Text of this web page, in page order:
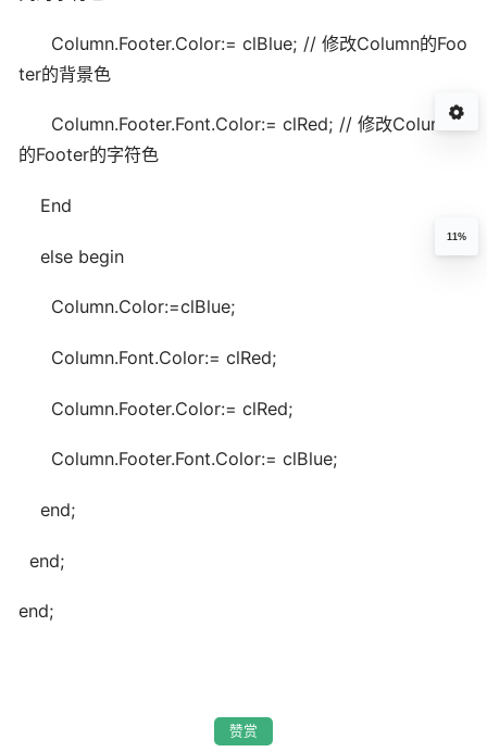
Column.Footer.Color:= clBlue; // 修改Column的Foo
ter的背景色
Column.Footer.Font.Color:= clRed; // 修改Column
的Footer的字符色
End
else begin
Column.Color:=clBlue;
Column.Font.Color:= clRed;
Column.Footer.Color:= clRed;
Column.Footer.Font.Color:= clBlue;
end;
end;
end;
赞赏
11%